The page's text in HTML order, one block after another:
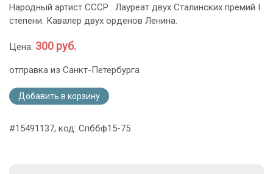
Народный артист СССР . Лауреат двух Сталинских премий I
степени. Кавалер двух орденов Ленина.
Цена: 300 руб.
отправка из Санкт-Петербурга
Добавить в корзину
#15491137, код: Спббф15-75